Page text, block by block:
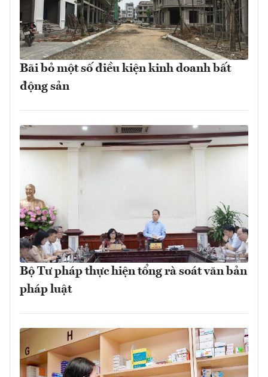
Bãi bỏ một số điều kiện kinh doanh bất
động sản
Bộ Tư pháp thực hiện tổng rà soát văn bản
pháp luật